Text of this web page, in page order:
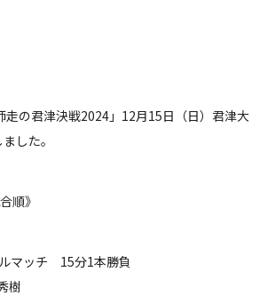
走の君津決戦2024」12月15日（日）君津大
した。
順》
マッチ 15分1本勝負
樹